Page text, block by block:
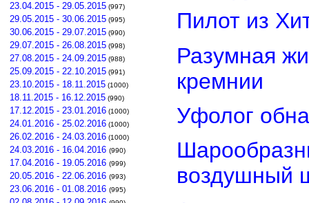
23.04.2015 - 29.05.2015 (997)
29.05.2015 - 30.06.2015 (995)
30.06.2015 - 29.07.2015 (990)
29.07.2015 - 26.08.2015 (998)
27.08.2015 - 24.09.2015 (988)
25.09.2015 - 22.10.2015 (991)
23.10.2015 - 18.11.2015 (1000)
18.11.2015 - 16.12.2015 (990)
17.12.2015 - 23.01.2016 (1000)
24.01.2016 - 25.02.2016 (1000)
26.02.2016 - 24.03.2016 (1000)
24.03.2016 - 16.04.2016 (990)
17.04.2016 - 19.05.2016 (999)
20.05.2016 - 22.06.2016 (993)
23.06.2016 - 01.08.2016 (995)
Пилот из
Разумная
кремнии
Уфолог
воздушный